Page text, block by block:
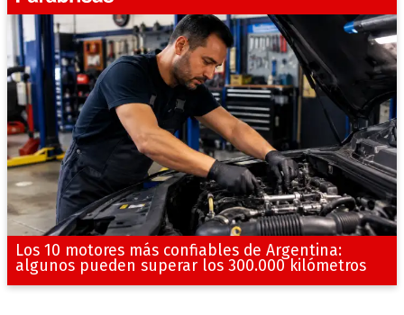
Los 10 motores más confiables de Argentina:
algunos pueden superar los 300.000 kilómetros